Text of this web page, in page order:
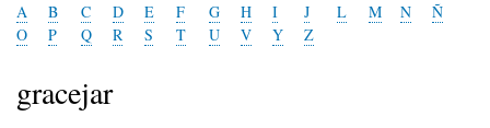
A B C D E F G H I J L M N
Ñ
O
P Q R S T U V Y Z
gracejar